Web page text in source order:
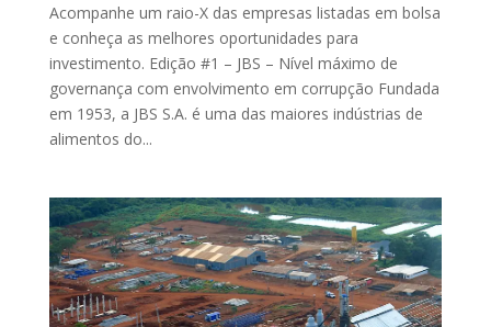
Acompanhe um raio-X das empresas listadas em bolsa
e conheça as melhores oportunidades para
investimento. Edição #1 – JBS – Nível máximo de
governança com envolvimento em corrupção Fundada
em 1953, a JBS S.A. é uma das maiores indústrias de
alimentos do...